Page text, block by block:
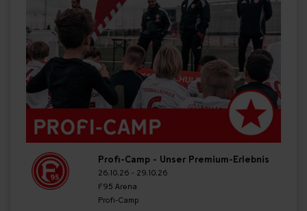
Profi-Camp - Unser Premium-Erlebnis
26.10.26 - 29.10.26
F95 Arena
Profi-Camp